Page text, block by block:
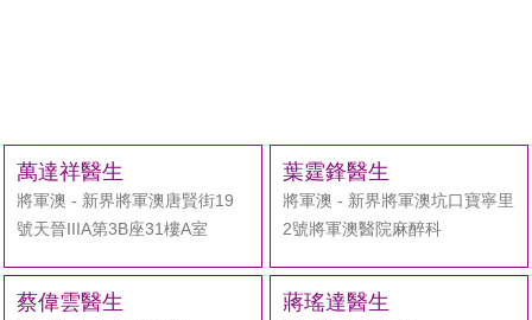
萬達祥醫生
將軍澳 - 新界將軍澳唐賢街19
號天晉IIIA第3B座31樓A室
葉霆鋒醫生
將軍澳 - 新界將軍澳坑口寶寧里
2號將軍澳醫院麻醉科
蔡偉雲醫生 蔣瑤達醫生